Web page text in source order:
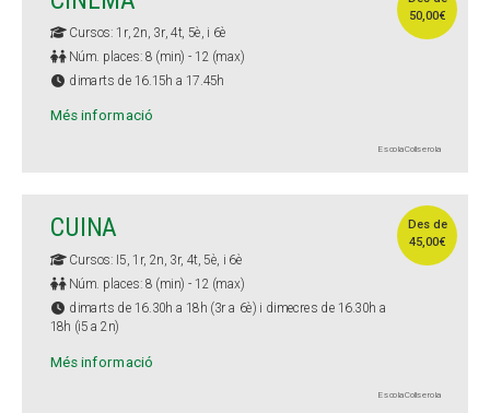
50,00€
Cursos: 1r, 2n, 3r, 4t, 5è, i 6è
Núm. places: 8 (min) - 12 (max)
dimarts de 16.15h a 17.45h
Més informació
Escola Collserola
Des de
45,00€
CUINA
Cursos: I5, 1r, 2n, 3r, 4t, 5è, i 6è
Núm. places: 8 (min) - 12 (max)
dimarts de 16.30h a 18h (3r a 6è) i dimecres de 16.30h a
18h (i5 a 2n)
Més informació
Escola Collserola